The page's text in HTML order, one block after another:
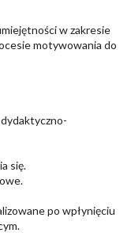
w zakresie
motywowania do
dydaktyczno-
się.
po wpłynięciu